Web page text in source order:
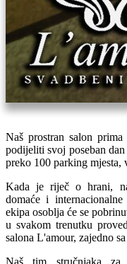
Naš prostran salon
podijeliti svoj poseban
preko 100 parking mjesta,
Kada je riječ o hrani,
domaće i
ekipa osoblja će se
u svakom trenutku
salona L'amour, zajedno
Naš tim stručnjaka za